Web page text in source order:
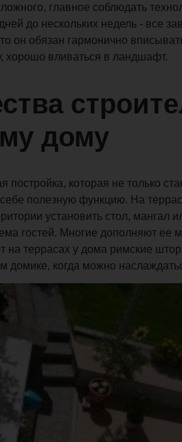
главное соблюдать
до нескольких недель - все
он обязан гармонично
хорошо вливаться в ландшафт.
дому
постройка, которая не только
полезную функцию. На
установить стол, мангал
гостей. Многие дополняют ее
на террасах у дома римские
домике, когда можно